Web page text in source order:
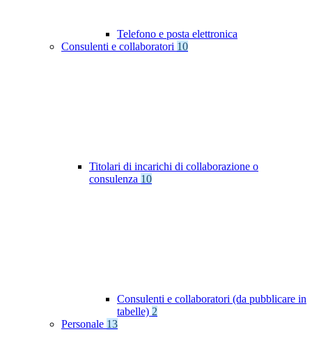
Telefono e posta elettronica
Consulenti e collaboratori 10
Titolari di incarichi di collaborazione o
consulenza 10
Consulenti e collaboratori (da pubblicare in
tabelle) 2
Personale 13